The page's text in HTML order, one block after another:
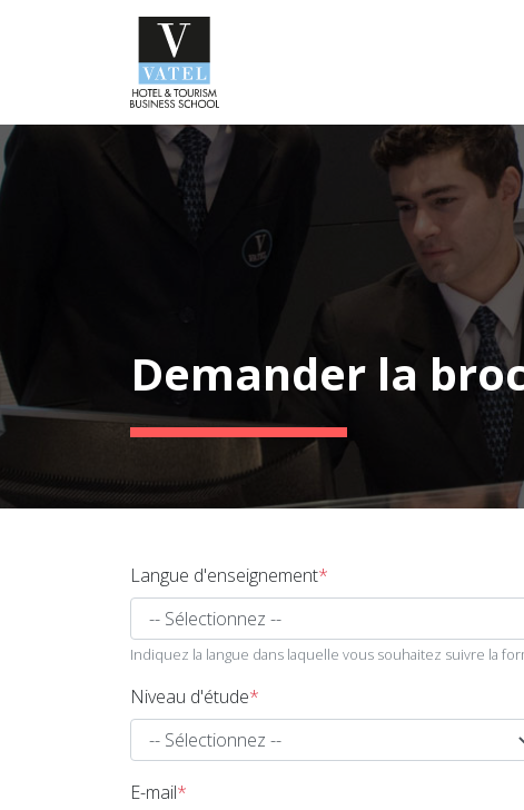
Demander la
Langue d'enseignement*
Indiquez la langue dans laquelle vous souhaitez suivre la
Niveau d'étude*
E-mail*